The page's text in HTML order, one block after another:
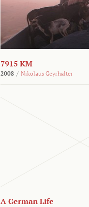
7915 KM
2008 / Nikolaus Geyrhalter
A German Life